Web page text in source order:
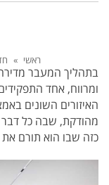
ראשי »
בתהליך המעבר
ומרווח, אחד
האיזורים השונים
מהודקת, שבה כל דבר
כזה שבו הוא תורם